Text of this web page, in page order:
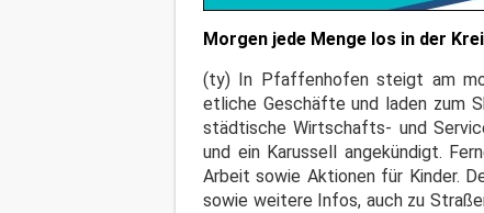
Morgen jede Menge los in der
(ty) In Pfaffenhofen steigt am
etliche Geschäfte und laden zum
städtische Wirtschafts- und
und ein Karussell angekündigt.
Arbeit sowie Aktionen für Kinder.
sowie weitere Infos, auch zu